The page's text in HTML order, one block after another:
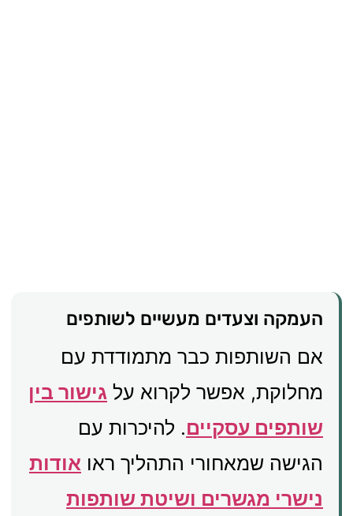
העמקה וצעדים מעשיים לשותפים
אם השותפות כבר מתמודדת עם
מחלוקת, אפשר לקרוא על גישור בין
שותפים עסקיים. להיכרות עם
הגישה שמאחורי התהליך ראו אודות
נישרי מגשרים ושיטת שותפות